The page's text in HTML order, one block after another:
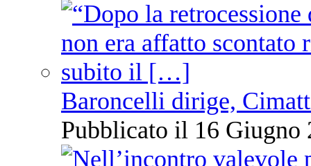
Baroncelli dirige,
Pubblicato il 16 Giugno